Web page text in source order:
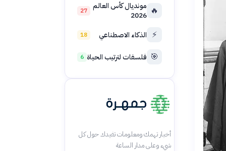
🔥 مونديال كأس العالم
2026
27
⚡ الذكاء الاصطناعي 18
🎯 فلسفات لترتيب الحياة 6
أخبار تهمك ومعلومات تفيدك حول كل
شيء وعلى مدار الساعة